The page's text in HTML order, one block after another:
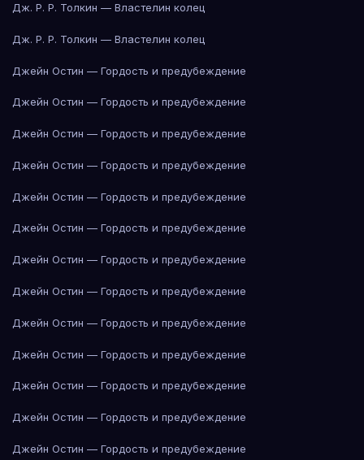
Дж. Р. Р. Толкин — Властелин колец
Дж. Р. Р. Толкин — Властелин колец
Джейн Остин — Гордость и предубеждение
Джейн Остин — Гордость и предубеждение
Джейн Остин — Гордость и предубеждение
Джейн Остин — Гордость и предубеждение
Джейн Остин — Гордость и предубеждение
Джейн Остин — Гордость и предубеждение
Джейн Остин — Гордость и предубеждение
Джейн Остин — Гордость и предубеждение
Джейн Остин — Гордость и предубеждение
Джейн Остин — Гордость и предубеждение
Джейн Остин — Гордость и предубеждение
Джейн Остин — Гордость и предубеждение
Джейн Остин — Гордость и предубеждение